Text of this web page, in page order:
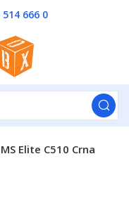
514 666 0
Elite C510 Crna